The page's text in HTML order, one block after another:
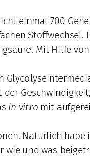
einmal 700
Mit Hilfe
in vitro mit
Natürlich
wie und was